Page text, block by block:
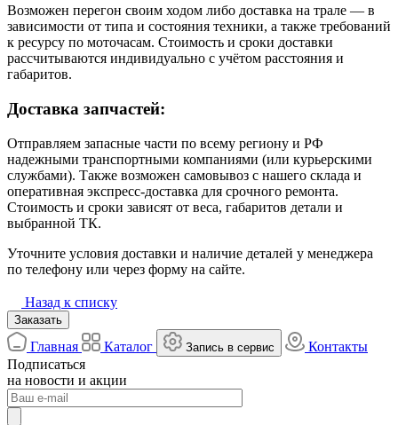
Возможен перегон своим ходом либо доставка на трале — в
зависимости от типа и состояния техники, а также требований
к ресурсу по моточасам. Стоимость и сроки доставки
рассчитываются индивидуально с учётом расстояния и
габаритов.
Доставка запчастей:
Отправляем запасные части по всему региону и РФ
надежными транспортными компаниями (или курьерскими
службами). Также возможен самовывоз с нашего склада и
оперативная экспресс-доставка для срочного ремонта.
Стоимость и сроки зависят от веса, габаритов детали и
выбранной ТК.
Уточните условия доставки и наличие деталей у менеджера
по телефону или через форму на сайте.
Назад к списку
Заказать
Главная Каталог Запись в сервис
Контакты
Подписаться
на новости и акции